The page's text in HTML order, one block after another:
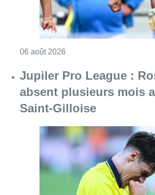
06 août 2026 Consulter l'article